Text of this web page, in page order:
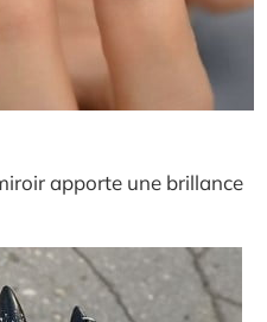
apporte une brillance